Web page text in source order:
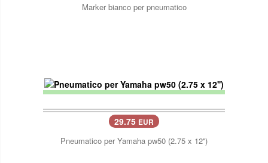
Marker bianco per pneumatico
29.75 EUR
Pneumatico per Yamaha pw50 (2.75 x 12'')